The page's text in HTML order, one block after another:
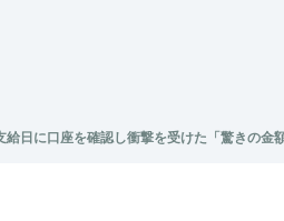
日に口座を確認し衝撃を受けた「驚きの金額